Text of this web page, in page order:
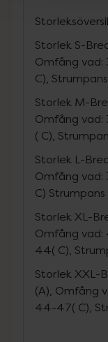
Storlek S-
Omfång vad:
C),
Storlek M-
Omfång
( C),
Storlek L-
Omfång vad:
C)
Storlek XL-
Omfång vad:
44( C),
Storlek XXL-
(A), Omfång
44-47( C),